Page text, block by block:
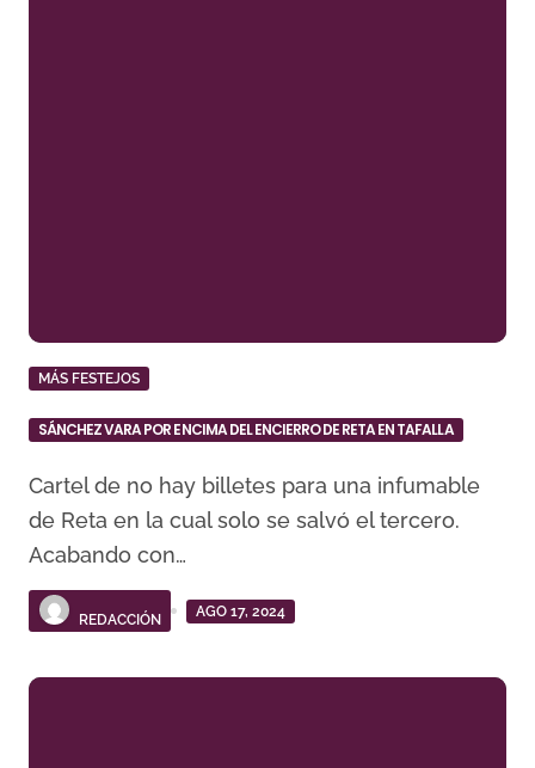
MÁS FESTEJOS
SÁNCHEZ VARA POR ENCIMA DEL ENCIERRO DE RETA EN TAFALLA
Cartel de no hay billetes para una infumable
de Reta en la cual solo se salvó el tercero.
Acabando con…
REDACCIÓN
AGO 17, 2024